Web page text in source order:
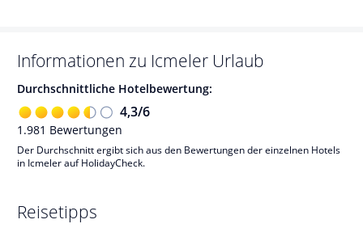
Informationen zu Icmeler Urlaub
Durchschnittliche Hotelbewertung:
4,3/6
1.981 Bewertungen
Der Durchschnitt ergibt sich aus den Bewertungen der einzelnen Hotels
in Icmeler auf HolidayCheck.
Reisetipps